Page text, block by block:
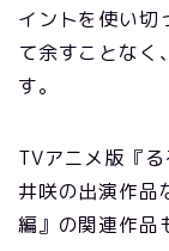
イントを使い切
て余すことなく
す。
TVアニメ版『
井咲の出演作品
編』の関連作品